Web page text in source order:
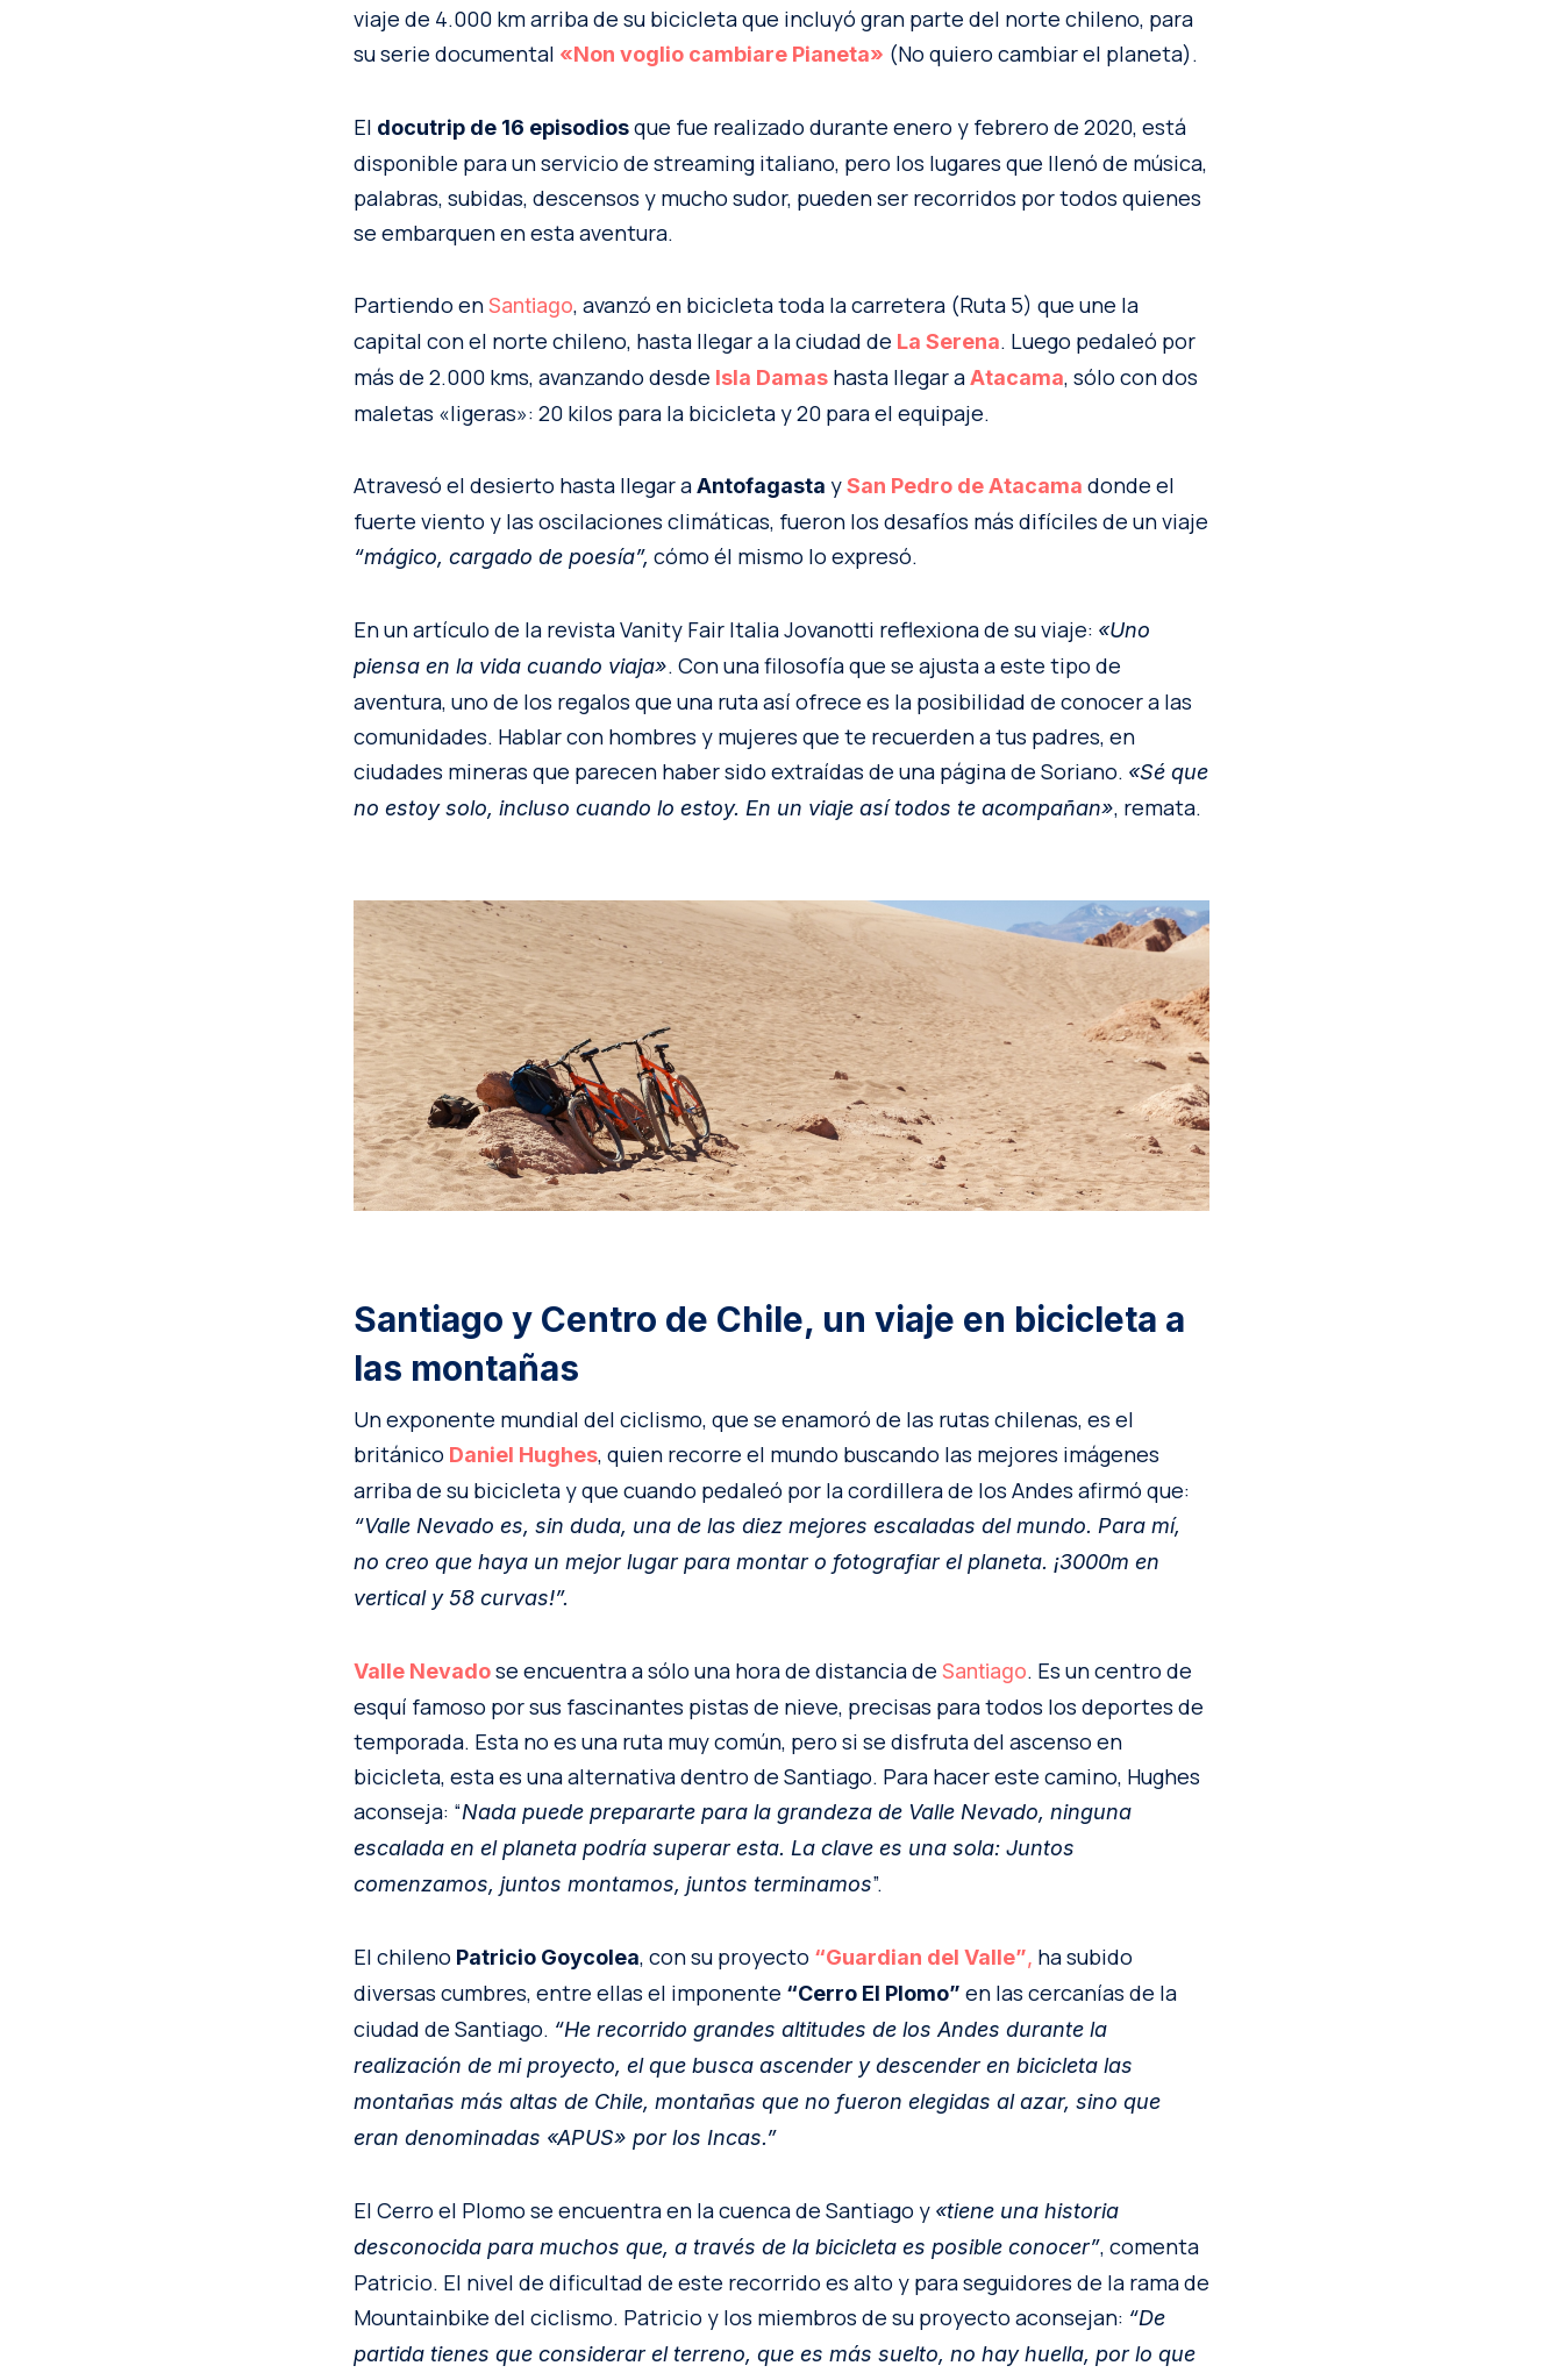
viaje de 4.000 km arriba de su bicicleta que incluyó gran parte del norte chileno, para
su serie documental «Non voglio cambiare Pianeta» (No quiero cambiar el planeta).
El docutrip de 16 episodiosque fue realizado durante enero y febrero de 2020, está
disponible para un servicio de streaming italiano, pero los lugares que llenó de música,
palabras, subidas, descensos y mucho sudor, pueden ser recorridos por todos quienes
se embarquen en esta aventura.
Partiendo enSantiago, avanzó en bicicleta toda la carretera (Ruta 5) que une la
capital con el norte chileno, hasta llegar a la ciudad de La Serena. Luego pedaleó por
más de 2.000 kms, avanzando desde Isla Damas hasta llegar aAtacama, sólo con dos
maletas «ligeras»: 20 kilos para la bicicleta y 20 para el equipaje.
Atravesó el desierto hasta llegar aAntofagasta ySan Pedro de Atacama donde el
fuerte viento y las oscilaciones climáticas, fueron los desafíos más difíciles de un viaje
“mágico, cargado de poesía”, cómo él mismo lo expresó.
En un artículo de la revista Vanity Fair Italia Jovanotti reflexiona de su viaje: «Uno
piensa en la vida cuando viaja». Con una filosofía que se ajusta a este tipo de
aventura, uno de los regalos que una ruta así ofrece es la posibilidad de conocer a las
comunidades. Hablar con hombres y mujeres que te recuerden a tus padres, en
ciudades mineras que parecen haber sido extraídas de una página de Soriano. «Sé que
no estoy solo, incluso cuando lo estoy. En un viaje así todos te acompañan», remata.
Santiago y Centro de Chile, un viaje en bicicleta a
las montañas
Un exponente mundial del ciclismo, que se enamoró de las rutas chilenas, es el
británico Daniel Hughes, quien recorre el mundo buscando las mejores imágenes
arriba de su bicicleta y que cuando pedaleó por la cordillera de los Andes afirmó que:
“Valle Nevado es, sin duda, una de las diez mejores escaladas del mundo. Para mí,
no creo que haya un mejor lugar para montar o fotografiar el planeta. ¡3000m en
vertical y 58 curvas!”.
Valle Nevadose encuentra a sólo una hora de distancia de Santiago. Es un centro de
esquí famoso por sus fascinantes pistas de nieve, precisas para todos los deportes de
temporada. Esta no es una ruta muy común, pero si se disfruta del ascenso en
bicicleta, esta es una alternativa dentro de Santiago. Para hacer este camino, Hughes
aconseja: “Nada puede prepararte para la grandeza de Valle Nevado, ninguna
escalada en el planeta podría superar esta. La clave es una sola: Juntos
comenzamos, juntos montamos, juntos terminamos”.
El chileno Patricio Goycolea, con su proyecto “Guardian del Valle”, ha subido
diversas cumbres, entre ellas el imponente “Cerro El Plomo” en las cercanías de la
ciudad de Santiago. “He recorrido grandes altitudes de los Andes durante la
realización de mi proyecto, el que busca ascender y descender en bicicleta las
montañas más altas de Chile, montañas que no fueron elegidas al azar, sino que
eran denominadas «APUS» por los Incas.”
El Cerro el Plomo se encuentra en la cuenca de Santiago y «tiene una historia
desconocida para muchos que, a través de la bicicleta es posible conocer”, comenta
Patricio. El nivel de dificultad de este recorrido es alto y para seguidores de la rama de
Mountainbike del ciclismo. Patricio y los miembros de su proyecto aconsejan: “De
partida tienes que considerar el terreno, que es más suelto, no hay huella, por lo que